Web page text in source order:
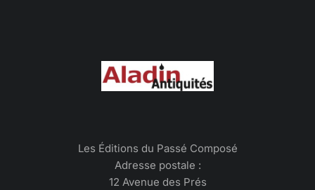
Les Éditions du Passé Composé
Adresse postale :
12 Avenue des Prés